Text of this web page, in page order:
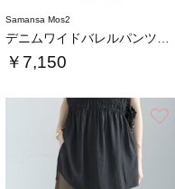
Samansa Mos2
￥7,150